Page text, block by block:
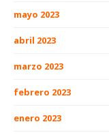
mayo 2023
abril 2023
marzo 2023
febrero 2023
enero 2023